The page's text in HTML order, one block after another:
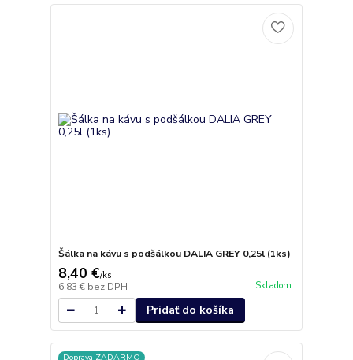
Šálka na kávu s podšálkou DALIA GREY 0,25l (1ks)
8,40 €/ks
6,83 € bez DPH Skladom
Pridať do košíka
Doprava ZADARMO